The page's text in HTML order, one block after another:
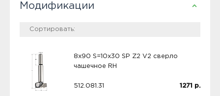
Модификации
8x90 S=10x30 SP Z2 V2 сверло
чашечное RH
512.081.31 1271 р.